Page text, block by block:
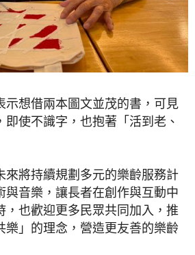
示想借兩本圖文並茂的書，可見
使不識字，也抱著「活到老、
來將持續規劃多元的樂齡服務計
與音樂，讓長者在創作與互動中
，也歡迎更多民眾共同加入，推
樂」的理念，營造更友善的樂齡